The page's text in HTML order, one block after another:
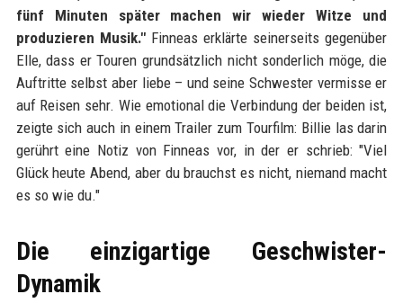
fünf Minuten später machen wir wieder Witze und
produzieren Musik."Finneas erklärte seinerseits gegenüber
Elle, dass er Touren grundsätzlich nicht sonderlich möge, die
Auftritte selbst aber liebe – und seine Schwester vermisse er
auf Reisen sehr. Wie emotional die Verbindung der beiden ist,
zeigte sich auch in einem Trailer zum Tourfilm: Billie las darin
gerührt eine Notiz von Finneas vor, in der er schrieb: "Viel
Glück heute Abend, aber du brauchst es nicht, niemand macht
es so wie du."
Die einzigartige Geschwister-
Dynamik